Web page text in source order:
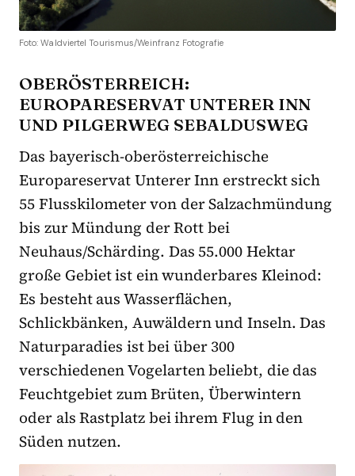
Foto: Waldviertel Tourismus/Weinfranz Fotografie
OBERÖSTERREICH:
EUROPARESERVAT UNTERER INN
UND PILGERWEG SEBALDUSWEG
Das bayerisch-oberösterreichische
Europareservat Unterer Inn erstreckt sich
55 Flusskilometer von der Salzachmündung
bis zur Mündung der Rott bei
Neuhaus/Schärding. Das 55.000 Hektar
große Gebiet ist ein wunderbares Kleinod:
Es besteht aus Wasserflächen,
Schlickbänken, Auwäldern und Inseln. Das
Naturparadies ist bei über 300
verschiedenen Vogelarten beliebt, die das
Feuchtgebiet zum Brüten, Überwintern
oder als Rastplatz bei ihrem Flug in den
Süden nutzen.